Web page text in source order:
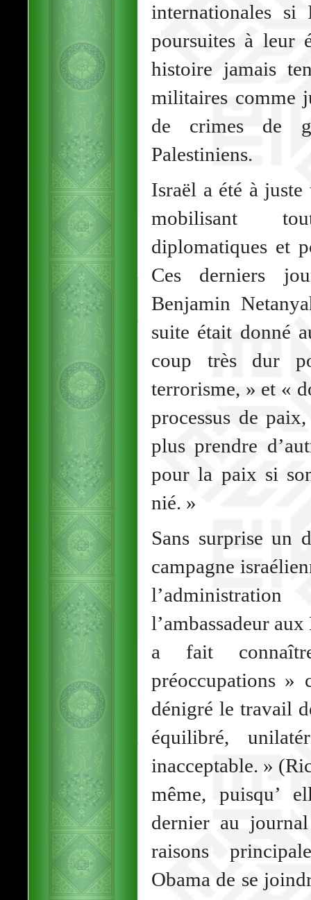
internationales si
poursuites à leur
histoire jamais
militaires comme
de crimes de
Palestiniens.
Israël a été à
mobilisant
diplomatiques et
Ces derniers
Benjamin
suite était donné
coup très dur
terrorisme, » et «
processus de
plus prendre
pour la paix si
nié. »
Sans surprise un
campagne
l’ambassadeur
a fait
préoccupations »
dénigré le travail
équilibré,
inacceptable. »
même, puisqu’
dernier au
raisons
Obama de se